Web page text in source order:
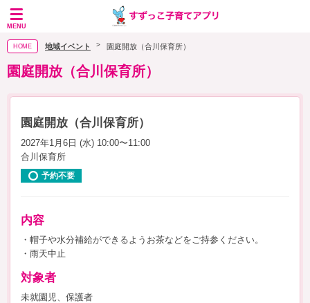
MENU
HOME 地域イベント 園庭開放（合川保育所）
園庭開放（合川保育所）
園庭開放（合川保育所）
2027年1月6日 (水) 10:00〜11:00
合川保育所
予約不要
内容
・帽子や水分補給ができるようお茶などをご持参ください。
・雨天中止
対象者
未就園児、保護者